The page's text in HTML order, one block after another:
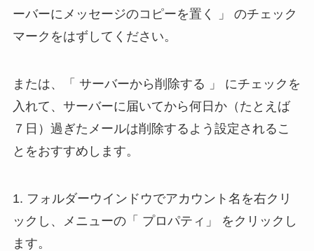
ーバーにメッセージのコピーを置く 」 のチェック
マークをはずしてください。
または、「 サーバーから削除する 」 にチェックを
入れて、サーバーに届いてから何日か（たとえば
７日）過ぎたメールは削除するよう設定されるこ
とをおすすめします。
1. フォルダーウインドウでアカウント名を右クリ
ックし、メニューの「 プロパティ」 をクリックし
ます。